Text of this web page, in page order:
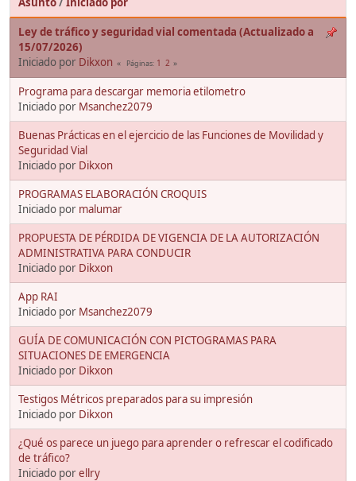
Ley de tráfico y seguridad vial comentada (Actualizado a
15/07/2026)
Iniciado por Dikxon Páginas 1 2
Programa para descargar memoria etilometro
Iniciado por Msanchez2079
Buenas Prácticas en el ejercicio de las Funciones de Movilidad y
Seguridad Vial
Iniciado por Dikxon
PROGRAMAS ELABORACIÓN CROQUIS
Iniciado por malumar
PROPUESTA DE PÉRDIDA DE VIGENCIA DE LA AUTORIZACIÓN
ADMINISTRATIVA PARA CONDUCIR
Iniciado por Dikxon
App RAI
Iniciado por Msanchez2079
GUÍA DE COMUNICACIÓN CON PICTOGRAMAS PARA
SITUACIONES DE EMERGENCIA
Iniciado por Dikxon
Testigos Métricos preparados para su impresión
Iniciado por Dikxon
¿Qué os parece un juego para aprender o refrescar el codificado
de tráfico?
Iniciado porellry